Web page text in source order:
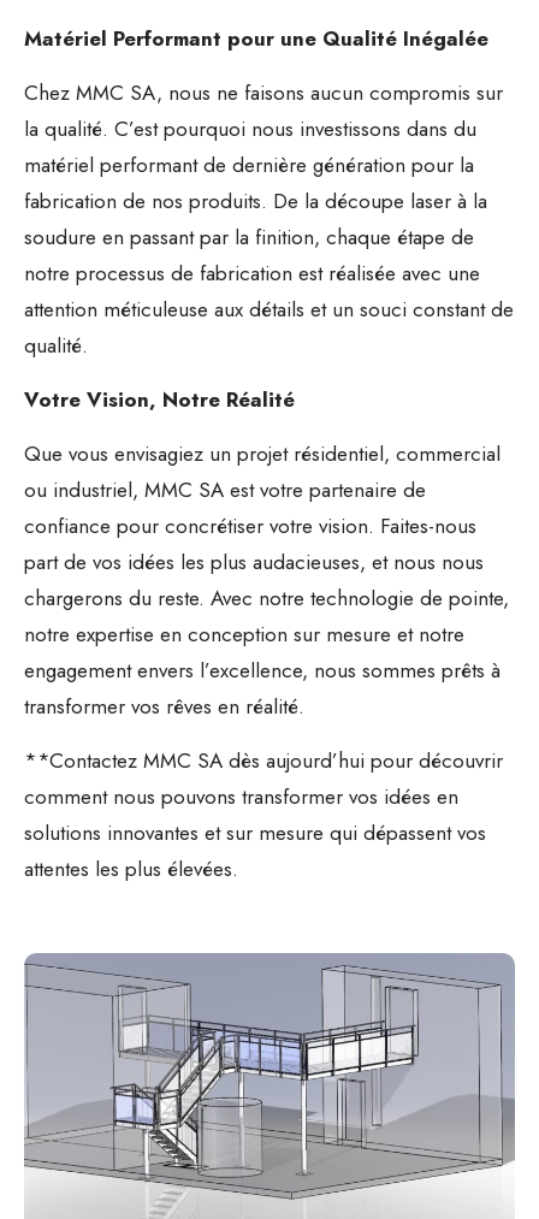
Matériel Performant pour une Qualité Inégalée
Chez MMC SA, nous ne faisons aucun compromis sur
la qualité. C’est pourquoi nous investissons dans du
matériel performant de dernière génération pour la
fabrication de nos produits. De la découpe laser à la
soudure en passant par la finition, chaque étape de
notre processus de fabrication est réalisée avec une
attention méticuleuse aux détails et un souci constant de
qualité.
Votre Vision, Notre Réalité
Que vous envisagiez un projet résidentiel, commercial
ou industriel, MMC SA est votre partenaire de
confiance pour concrétiser votre vision. Faites-nous
part de vos idées les plus audacieuses, et nous nous
chargerons du reste. Avec notre technologie de pointe,
notre expertise en conception sur mesure et notre
engagement envers l’excellence, nous sommes prêts à
transformer vos rêves en réalité.
**Contactez MMC SA dès aujourd’hui pour découvrir
comment nous pouvons transformer vos idées en
solutions innovantes et sur mesure qui dépassent vos
attentes les plus élevées.